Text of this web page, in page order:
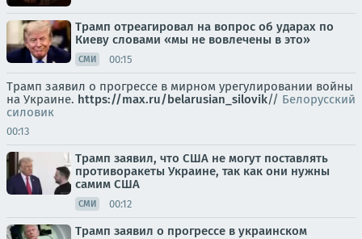
Трамп отреагировал на вопрос об ударах по
Киеву словами «мы не вовлечены в это»
СМИ 00:15
Трамп заявил о прогрессе в мирном урегулировании войны
на Украине. https://max.ru/belarusian_silovik// Белорусский
силовик
00:13
Трамп заявил, что США не могут поставлять
противоракеты Украине, так как они нужны
самим США
СМИ 00:12
Трамп заявил о прогрессе в украинском